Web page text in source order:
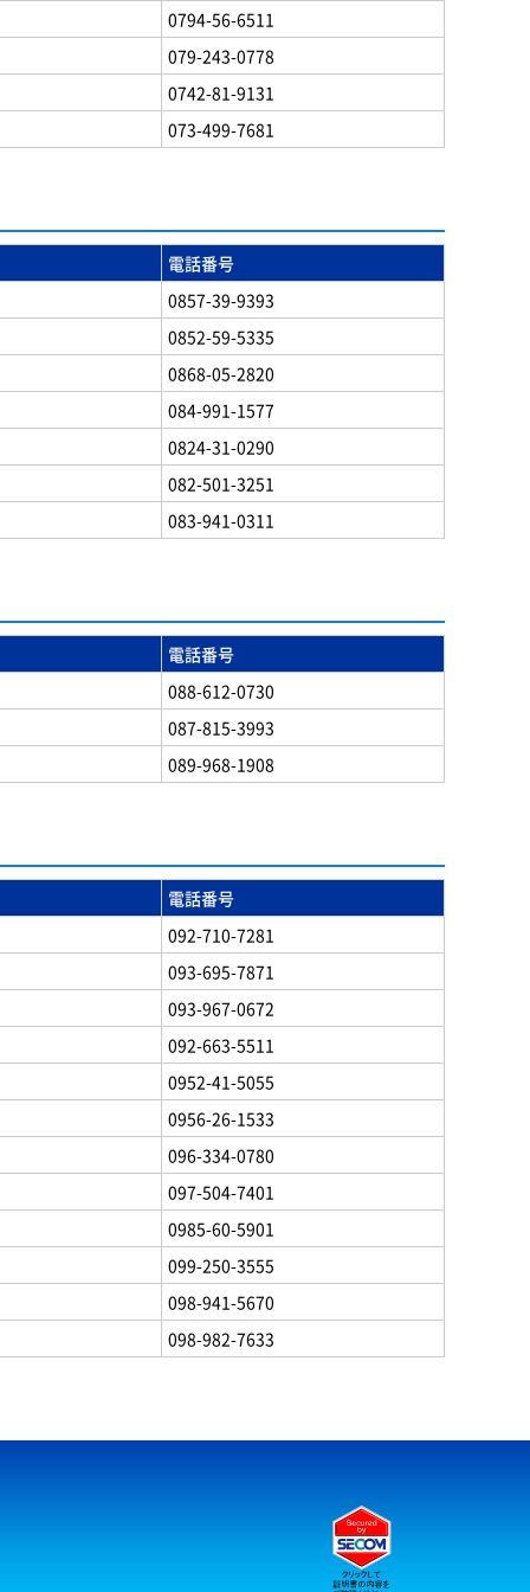
0794-56-6511
079-243-0778
0742-81-9131
073-499-7681
電話番号
0857-39-9393
0852-59-5335
0868-05-2820
084-991-1577
0824-31-0290
082-501-3251
083-941-0311
電話番号
088-612-0730
087-815-3993
089-968-1908
電話番号
092-710-7281
093-695-7871
093-967-0672
092-663-5511
0952-41-5055
0956-26-1533
096-334-0780
097-504-7401
0985-60-5901
099-250-3555
098-941-5670
098-982-7633